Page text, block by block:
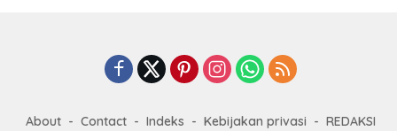
About Contact Indeks Kebijakan privasi REDAKSI